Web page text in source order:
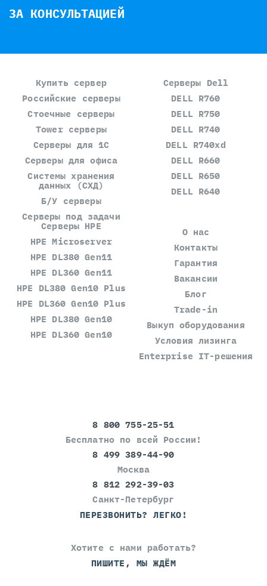
ЗА КОНСУЛЬТАЦИЕЙ
Купить сервер
Российские серверы
Стоечные серверы
Tower серверы
Серверы для 1С
Серверы для офиса
Системы хранения
данных (СХД)
Б/У серверы
Серверы под задачи
Серверы Dell
DELL R760
DELL R750
DELL R740
DELL R740xd
DELL R660
DELL R650
DELL R640
Серверы HPE
HPE Microserver
HPE DL380 Gen11
HPE DL360 Gen11
HPE DL380 Gen10 Plus
HPE DL360 Gen10 Plus
HPE DL380 Gen10
HPE DL360 Gen10
О нас
Контакты
Гарантия
Вакансии
Блог
Trade-in
Выкуп оборудования
Условия лизинга
Enterprise IT-решения
8 800 755-25-51
Бесплатно по всей России!
8 499 389-44-90
Москва
8 812 292-39-03
Санкт-Петербург
ПЕРЕЗВОНИТЬ? ЛЕГКО!
Хотите с нами работать?
ПИШИТЕ, МЫ ЖДЁМ